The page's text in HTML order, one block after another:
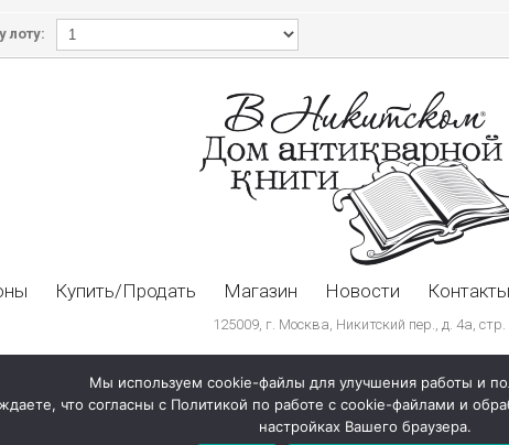
лоту:
Купить/Продать Магазин Новости Контакты
125009, г. Москва, Никитский пер., д. 4а, стр.
Мы используем cookie-файлы для улучшения работы и
что согласны с Политикой по работе с cookie-файлами и
настройках Вашего браузера.